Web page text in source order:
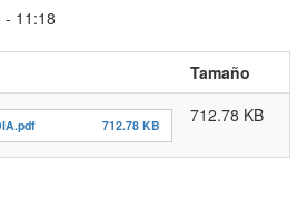
- 11:18
Tamaño
712.78 KB 712.78 KB